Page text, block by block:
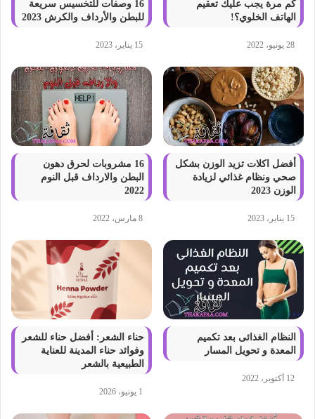
كم مرة يجب عليك تعقيم
الهاتف الخلوي؟!
28 يونيو، 2022
16 وصفات للتخسيس سريعة
للبطن والأرداف والكرش 2023
15 يناير، 2023
أفضل اكلات تزيد الوزن بشكل
صحي ونظام غذائي لزيادة
الوزن 2023
15 يناير، 2023
16 مشروبات لحرق دهون
البطن والارداف قبل النوم
2022
8 مارس، 2022
النظام الغذائى بعد تكميم
المعدة و تحويل المسار
12 أكتوبر، 2022
حناء الشعر: أفضل حناء للشعر
وفوائد حناء المدينة للعناية
الطبيعية بالشعر
1 يونيو، 2026